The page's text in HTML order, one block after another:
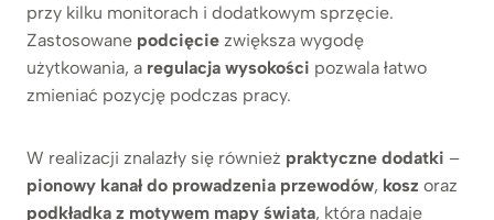
przy kilku monitorach i dodatkowym sprzęcie.
Zastosowane podcięcie zwiększa wygodę
użytkowania, a regulacja wysokości pozwala łatwo
zmieniać pozycję podczas pracy.
W realizacji znalazły się również praktyczne dodatki –
pionowy kanał do prowadzenia przewodów, kosz oraz
podkładka z motywem mapy świata, która nadaje